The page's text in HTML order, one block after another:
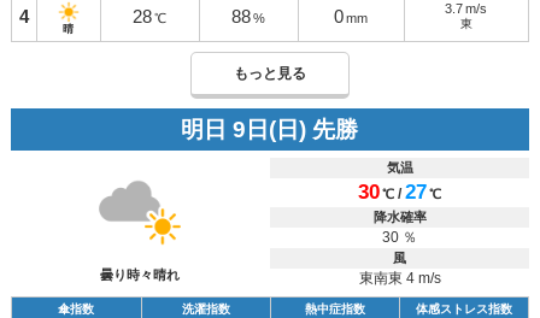
4
晴
28 ℃ 88 % 0 mm
3.7 m/s
東
もっと見る
明日 9日(日) 先勝
曇り時々晴れ
気温
30℃ /27℃
降水確率
30 ％
風
東南東 4 m/s
傘指数 洗濯指数 熱中症指数 体感ストレス指数